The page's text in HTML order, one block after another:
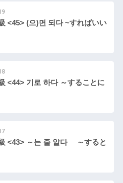
<45> (으)면 되다 ~すればいい
<44> 기로 하다 ～することに
～는 줄 알다 ～すると